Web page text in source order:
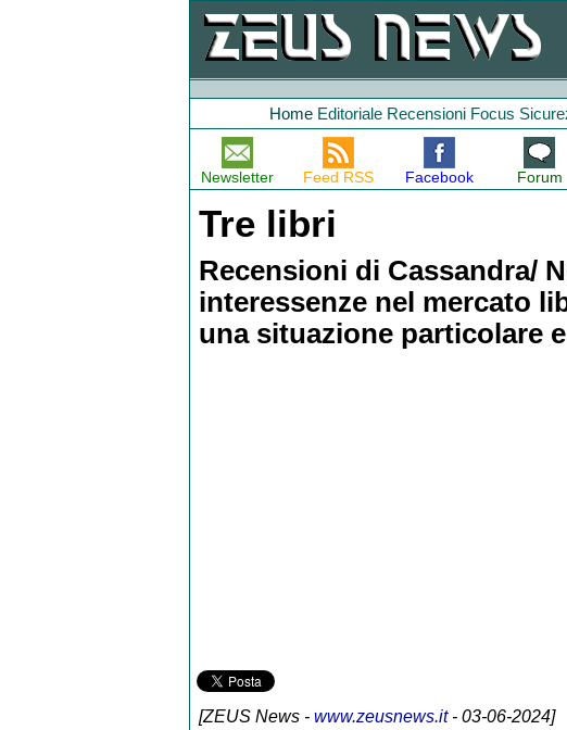
Home Editoriale Recensioni Focus
Newsletter Feed RSS Facebook Forum
Tre libri
Recensioni di Cassandra/
interessenze nel mercato
una situazione particolare
[ZEUS News- www.zeusnews.it- 03-06-2024]